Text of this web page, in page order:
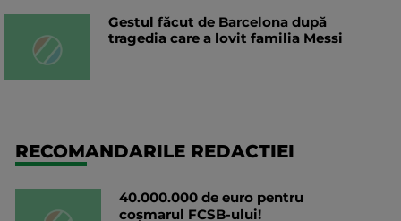
Gestul făcut de Barcelona după
tragedia care a lovit familia Messi
RECOMANDARILE REDACTIEI
40.000.000 de euro pentru
coșmarul FCSB-ului!